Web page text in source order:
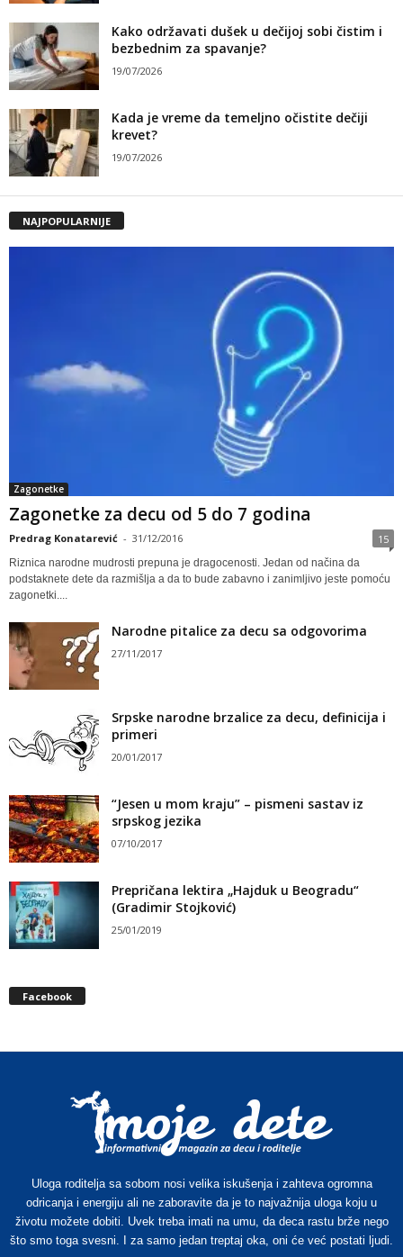
Kako održavati dušek u dečijoj sobi čistim i
bezbednim za spavanje?
19/07/2026
Kada je vreme da temeljno očistite dečiji
krevet?
19/07/2026
NAJPOPULARNIJE
Zagonetke
Zagonetke za decu od 5 do 7 godina
Predrag Konatarević - 31/12/2016 15
Riznica narodne mudrosti prepuna je dragocenosti. Jedan od načina da
podstaknete dete da razmišlja a da to bude zabavno i zanimljivo jeste pomoću
zagonetki....
Narodne pitalice za decu sa odgovorima
27/11/2017
Srpske narodne brzalice za decu, definicija i
primeri
20/01/2017
“Jesen u mom kraju” – pismeni sastav iz
srpskog jezika
07/10/2017
Prepričana lektira „Hajduk u Beogradu“
(Gradimir Stojković)
25/01/2019
Facebook
Uloga roditelja sa sobom nosi velika iskušenja i zahteva ogromna
odricanja i energiju ali ne zaboravite da je to najvažnija uloga koju u
životu možete dobiti. Uvek treba imati na umu, da deca rastu brže nego
što smo toga svesni. I za samo jedan treptaj oka, oni će već postati ljudi.